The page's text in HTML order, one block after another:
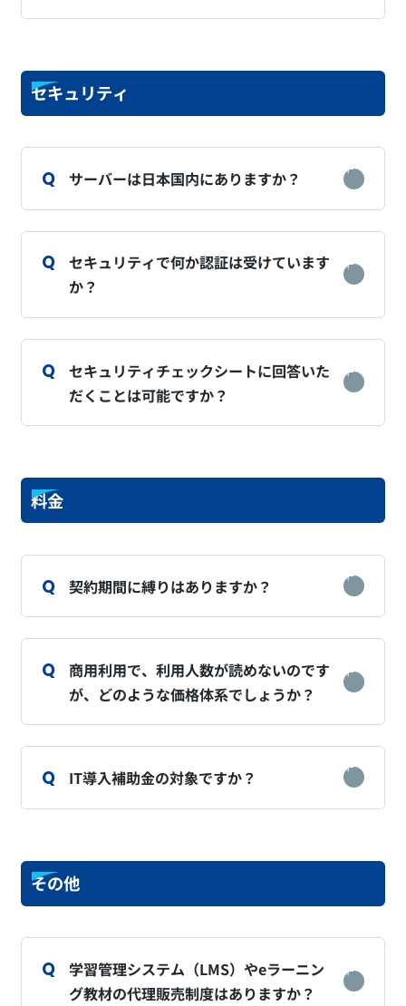
セキュリティ
サーバーは日本国内にありますか？
セキュリティで何か認証は受けています
か？
セキュリティチェックシートに回答いた
だくことは可能ですか？
料金
契約期間に縛りはありますか？
商用利用で、利用人数が読めないのです
が、どのような価格体系でしょうか？
IT導入補助金の対象ですか？
その他
学習管理システム（LMS）やeラーニン
グ教材の代理販売制度はありますか？